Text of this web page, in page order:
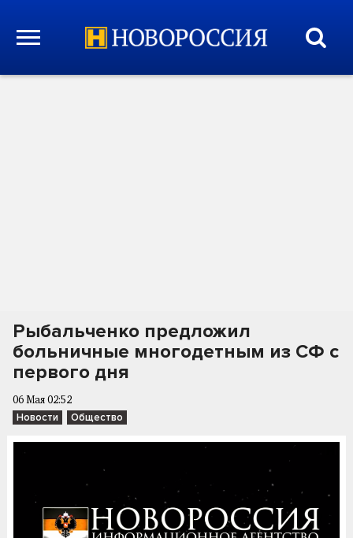
Рыбальченко предложил
больничные многодетным из СФ с
первого дня
06 Мая 02:52
Новости Общество